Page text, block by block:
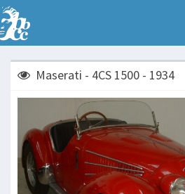
Maserati - 4CS 1500 - 1934